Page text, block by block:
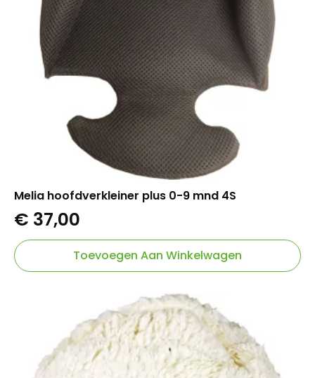
Melia hoofdverkleiner plus 0-9 mnd 4S
€ 37,00
Toevoegen Aan Winkelwagen